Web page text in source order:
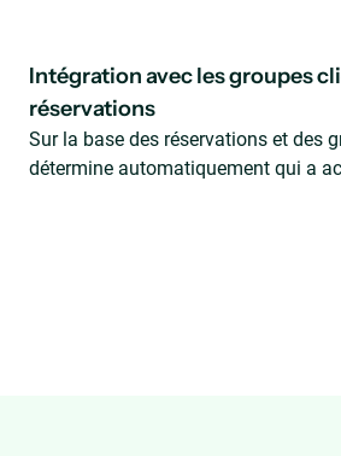
Intégration avec les groupes
réservations
Sur la base des réservations et des
détermine automatiquement qui a